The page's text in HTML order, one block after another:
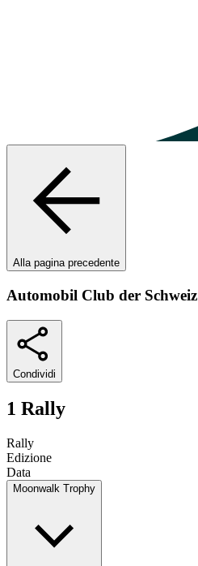
Alla pagina precedente
Automobil Club der Schweiz
Condividi
1 Rally
Rally
Edizione
Data
Moonwalk Trophy